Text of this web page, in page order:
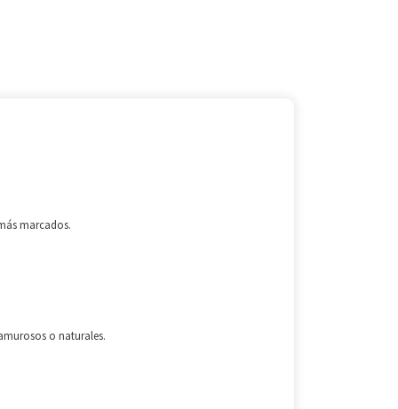
marcados.
o naturales.